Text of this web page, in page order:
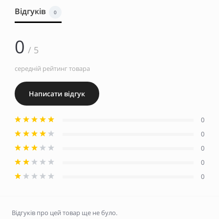
Відгуків 0
0 / 5
середній рейтинг товара
Написати відгук
0
0
0
0
0
Відгуків про цей товар ще не було.